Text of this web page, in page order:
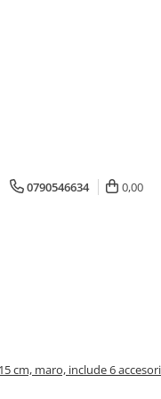
0790546634 0,00
cm, maro, include 6